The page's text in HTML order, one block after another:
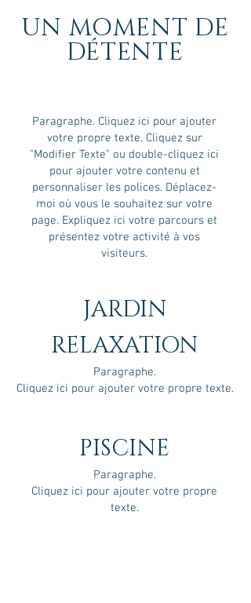
UN MOMENT DE
DÉTENTE
Paragraphe. Cliquez ici pour ajouter
votre propre texte. Cliquez sur
"Modifier Texte" ou double-cliquez ici
pour ajouter votre contenu et
personnaliser les polices. Déplacez-
moi où vous le souhaitez sur votre
page. Expliquez ici votre parcours et
présentez votre activité à vos
visiteurs.
JARDIN
RELAXATION
Paragraphe.
Cliquez ici pour ajouter votre propre texte.
PISCINE
Paragraphe.
Cliquez ici pour ajouter votre propre
texte.